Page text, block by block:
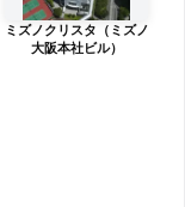
ミズノクリスタ（ミズノ
大阪本社ビル）